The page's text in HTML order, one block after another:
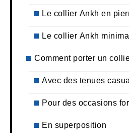
Le collier Ankh en
Le collier Ankh
Comment porter un
Avec des tenues casual
Pour des occasions
En superposition